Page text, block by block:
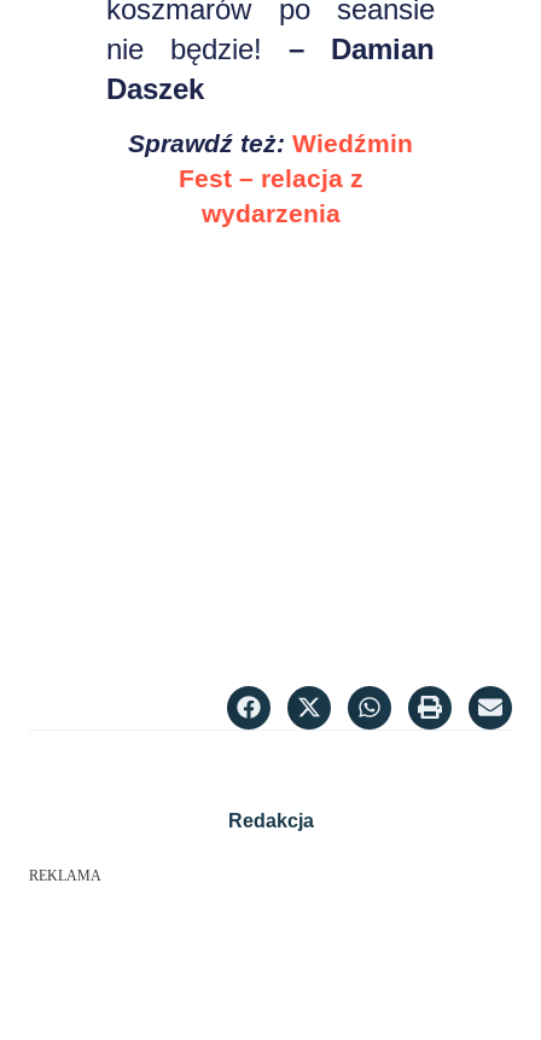
koszmarów po seansie
nie będzie! – Damian
Daszek
Sprawdź też: Wiedźmin
Fest – relacja z
wydarzenia
Redakcja
REKLAMA